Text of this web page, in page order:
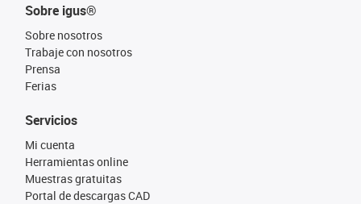
Sobre igus®
Sobre nosotros
Trabaje con nosotros
Prensa
Ferias
Servicios
Mi cuenta
Herramientas online
Muestras gratuitas
Portal de descargas CAD